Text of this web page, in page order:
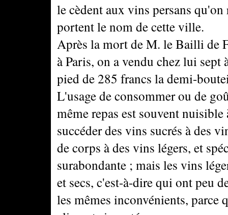
le cèdent aux vins persans
portent le nom de cette ville.
Après la mort de M. le Bailli de
à Paris, on a vendu chez lui
pied de 285 francs la demi-
L'usage de consommer ou de
même repas est souvent
succéder des vins sucrés à des
de corps à des vins légers, et
surabondante ; mais les vins
et secs, c'est-à-dire qui ont peu
les mêmes inconvénients, parce